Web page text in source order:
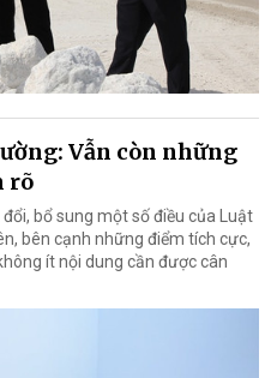
Vẫn còn những
rõ
bổ sung một số điều của Luật
bên cạnh những điểm tích cực,
ít nội dung cần được cân